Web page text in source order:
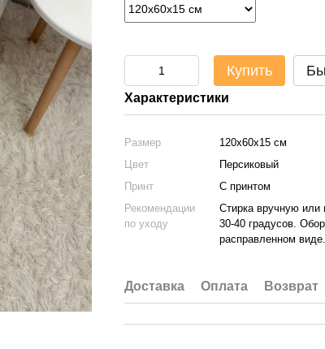
Купить
Характеристики
Размер
120х60х15 см
Цвет
Персиковый
Принт
С принтом
Рекомендации
по уходу
Стирка вручную или
30-40 градусов.
расправленном
Доставка Оплата Возврат